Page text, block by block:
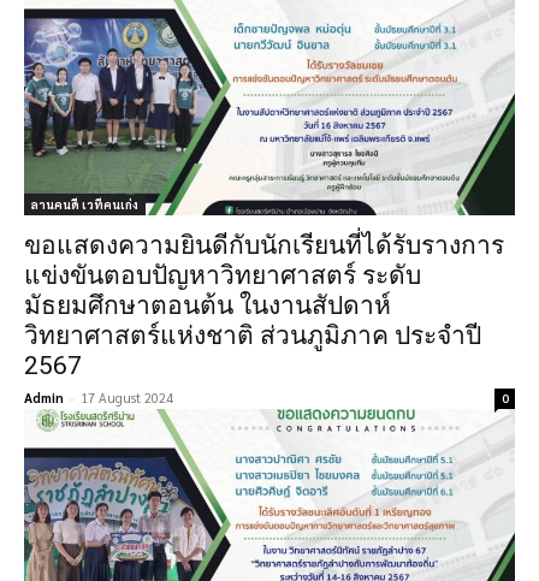
ลานคนดี เวทีคนเก่ง
ขอแสดงความยินดีกับนักเรียนที่ได้รับรางการ
แข่งขันตอบปัญหาวิทยาศาสตร์ ระดับ
มัธยมศึกษาตอนต้น ในงานสัปดาห์
วิทยาศาสตร์แห่งชาติ ส่วนภูมิภาค ประจำปี
2567
Admin - 17 August 2024 0